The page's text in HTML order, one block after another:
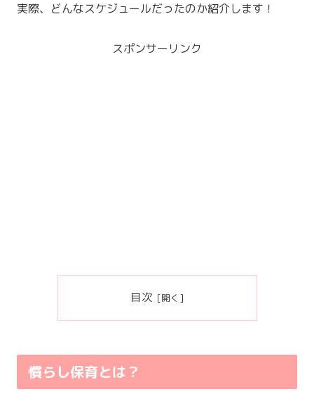
実際、どんなスケジュールだったのか紹介します！
スポンサーリンク
目次
慣らし保育とは？